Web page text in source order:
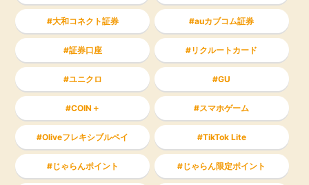
大和コネクト証券 auカブコム証券
証券口座 リクルートカード
ユニクロ GU
COIN＋ スマホゲーム
Oliveフレキシブルペイ TikTok Lite
じゃらんポイント じゃらん限定ポイント